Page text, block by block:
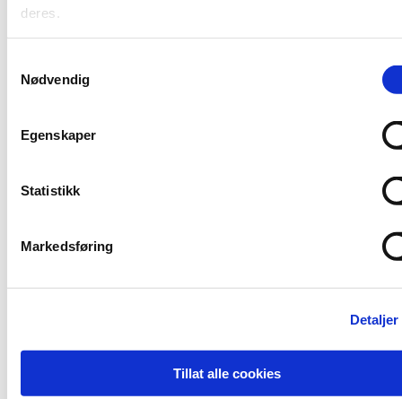
deres.
Nødvendig
Egenskaper
Statistikk
Markedsføring
Detaljer
Tillat alle cookies
Kjevle ut
plastfolie. Lagge deigen på plastfolien og ha
du har, kan du bruke en tortillapresse.
Stek
Varm en tørr stekepanne til middels styrke og
Hvis den puffer som en ballong har du laget